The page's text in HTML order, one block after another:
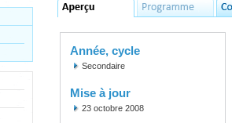
Année, cycle
Secondaire
Mise à jour
23 octobre 2008